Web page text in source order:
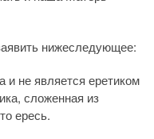
нижеследующее:
не является еретиком
сложенная из
ересь.